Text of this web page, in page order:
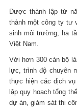
Được thành lập từ
thành một công ty tư
sinh môi trường, hạ
Việt Nam.
Với hơn 300 cán bộ
lực, trình độ chuyên
thực hiện các dịch
lập quy hoạch tổng
dự án, giám sát thi